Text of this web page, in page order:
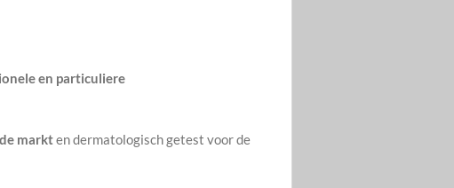
en particuliere
markten dermatologisch getest voor de